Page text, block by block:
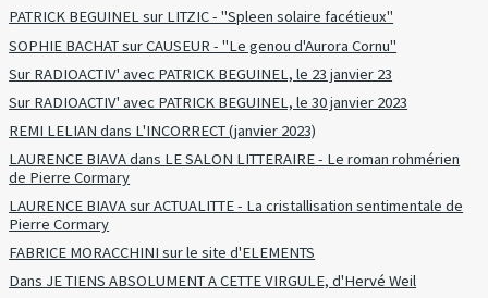
PATRICK BEGUINEL sur LITZIC - "Spleen solaire facétieux"
SOPHIE BACHAT sur CAUSEUR - "Le genou d'Aurora Cornu"
Sur RADIOACTIV' avec PATRICK BEGUINEL, le 23 janvier 23
Sur RADIOACTIV' avec PATRICK BEGUINEL, le 30 janvier 2023
REMI LELIAN dans L'INCORRECT (janvier 2023)
LAURENCE BIAVA dans LE SALON LITTERAIRE - Le roman rohmérien
de Pierre Cormary
LAURENCE BIAVA sur ACTUALITTE - La cristallisation sentimentale de
Pierre Cormary
FABRICE MORACCHINI sur le site d'ELEMENTS
Dans JE TIENS ABSOLUMENT A CETTE VIRGULE, d'Hervé Weil